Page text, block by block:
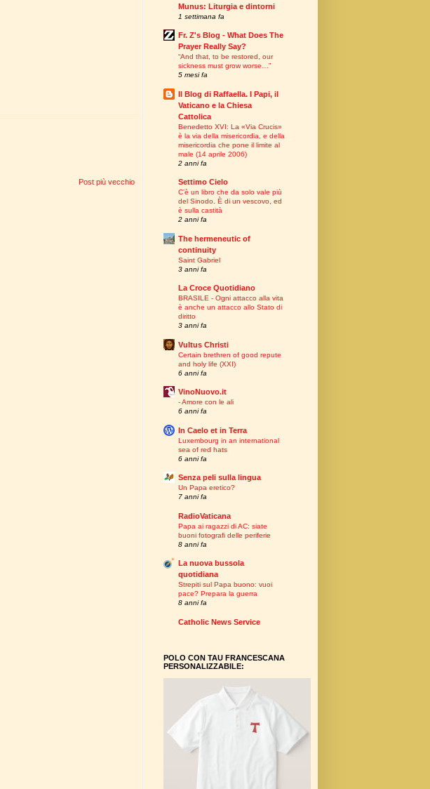
Post più vecchio
Munus: Liturgia e dintorni
1 settimana fa
Fr. Z's Blog - What Does The
Prayer Really Say?
“And that, to be restored, our
sickness must grow worse…”
5 mesi fa
Il Blog di Raffaella. I Papi, il
Vaticano e la Chiesa
Cattolica
Benedetto XVI: La «Via Crucis»
è la via della misericordia, e della
misericordia che pone il limite al
male (14 aprile 2006)
2 anni fa
Settimo Cielo
C’è un libro che da solo vale più
del Sinodo. È di un vescovo, ed
è sulla castità
2 anni fa
The hermeneutic of
continuity
Saint Gabriel
3 anni fa
La Croce Quotidiano
BRASILE - Ogni attacco alla vita
è anche un attacco allo Stato di
diritto
3 anni fa
Vultus Christi
Certain brethren of good repute
and holy life (XXI)
6 anni fa
VinoNuovo.it
- Amore con le ali
6 anni fa
In Caelo et in Terra
Luxembourg in an international
sea of red hats
6 anni fa
Senza peli sulla lingua
Un Papa eretico?
7 anni fa
RadioVaticana
Papa ai ragazzi di AC: siate
buoni fotografi delle periferie
8 anni fa
La nuova bussola
quotidiana
Strepiti sul Papa buono: vuoi
pace? Prepara la guerra
8 anni fa
Catholic News Service
POLO CON TAU FRANCESCANA
PERSONALIZZABILE: